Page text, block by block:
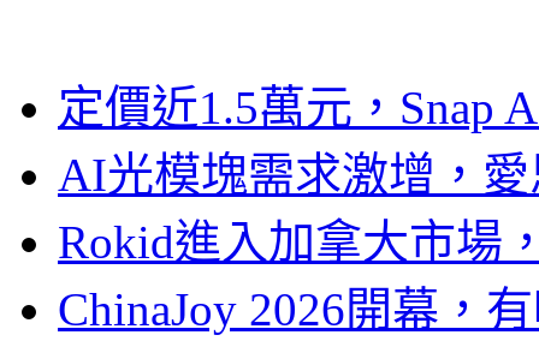
定價近1.5萬元，Snap
AI光模塊需求激增，
Rokid進入加拿大市場
ChinaJoy 2026開幕，